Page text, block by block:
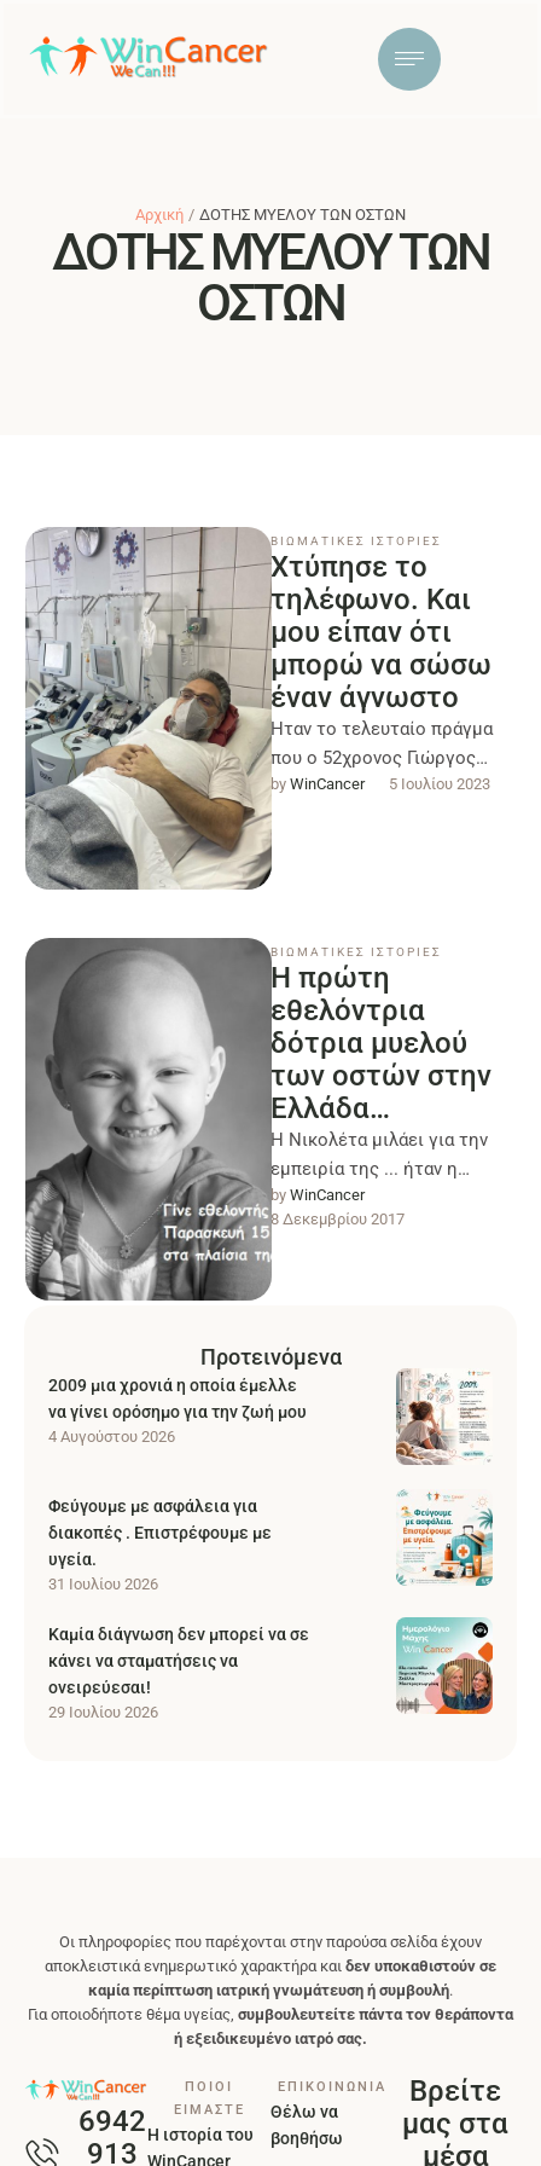
Αρχική / ΔΟΤΗΣ ΜΥΕΛΟΥ ΤΩΝ ΟΣΤΩΝ
ΔΟΤΗΣ ΜΥΕΛΟΥ ΤΩΝ
ΟΣΤΩΝ
ΒΙΩΜΑΤΙΚΕΣ ΙΣΤΟΡΙΕΣ
Χτύπησε το
τηλέφωνο. Και
μου είπαν ότι
μπορώ να σώσω
έναν άγνωστο
Ηταν το τελευταίο πράγµα
που ο 52χρονος Γιώργος
Οικονοµόπουλος περίµενε να
ακούσει σηκώνοντας το
τηλέφωνο εκείνο το πρωί. …
by WinCancer 5 Ιουλίου 2023
ΒΙΩΜΑΤΙΚΕΣ ΙΣΤΟΡΙΕΣ
Η πρώτη
εθελόντρια
δότρια μυελού
των οστών στην
Ελλάδα…
Η Νικολέτα μιλάει για την
εμπειρία της ... ήταν η
πρώτη συμβατή δότρια
μυελού των οστών στην
Ελλάδα. …
by WinCancer
8 Δεκεμβρίου 2017
Προτεινόμενα
2009 μια χρονιά η οποία έμελλε
να γίνει ορόσημο για την ζωή μου
4 Αυγούστου 2026
Φεύγουμε με ασφάλεια για
διακοπές . Επιστρέφουμε με
υγεία.
31 Ιουλίου 2026
Καμία διάγνωση δεν μπορεί να σε
κάνει να σταματήσεις να
ονειρεύεσαι!
29 Ιουλίου 2026
Οι πληροφορίες που παρέχονται στην παρούσα σελίδα έχουν
αποκλειστικά ενημερωτικό χαρακτήρα και δεν υποκαθιστούν σε
καμία περίπτωση ιατρική γνωμάτευση ή συμβουλή.
Για οποιοδήποτε θέμα υγείας, συμβουλευτείτε πάντα τον θεράποντα
ή εξειδικευμένο ιατρό σας.
6942
913
ΠΟΙΟΙ
ΕΙΜΑΣΤΕ
Η ιστορία του
WinCancer
ΕΠΙΚΟΙΝΩΝΙΑ
Θέλω να
βοηθήσω
Βρείτε
μας στα
μέσα